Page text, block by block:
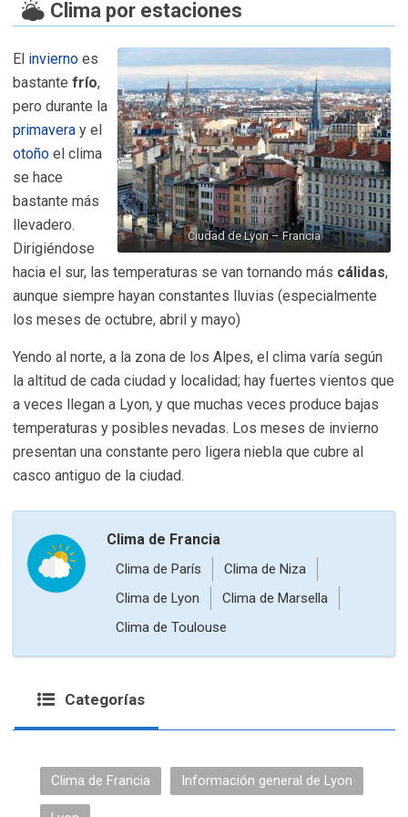
Clima por estaciones
Ciudad de Lyon – Francia
El invierno es
bastante frío,
pero durante la
primavera y el
otoño el clima
se hace
bastante más
llevadero.
Dirigiéndose
hacia el sur, las temperaturas se van tornando más cálidas,
aunque siempre hayan constantes lluvias (especialmente
los meses de octubre, abril y mayo)
Yendo al norte, a la zona de los Alpes, el clima varía según
la altitud de cada ciudad y localidad; hay fuertes vientos que
a veces llegan a Lyon, y que muchas veces produce bajas
temperaturas y posibles nevadas. Los meses de invierno
presentan una constante pero ligera niebla que cubre al
casco antiguo de la ciudad.
Clima de Francia
Clima de París
Clima de Niza
Clima de Lyon
Clima de Marsella
Clima de Toulouse
Categorías
Clima de Francia Información general de Lyon